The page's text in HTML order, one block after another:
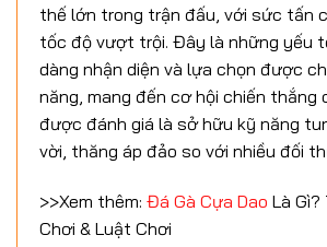
thế lớn trong trận đấu, với sức tấn
tốc độ vượt trội. Đây là những yếu
dàng nhận diện và lựa chọn được
năng, mang đến cơ hội chiến thắng
được đánh giá là sở hữu kỹ năng
vời, thăng áp đảo so với nhiều đối
>>Xem thêm: Đá Gà Cựa Dao Là Gì?
Chơi & Luật Chơi